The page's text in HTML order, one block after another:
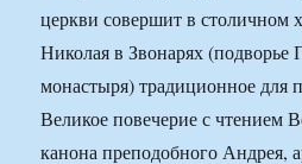
церкви совершит в столичном
Николая в Звонарях (подворье
монастыря) традиционное для
Великое повечерие с чтением
канона преподобного Андрея,